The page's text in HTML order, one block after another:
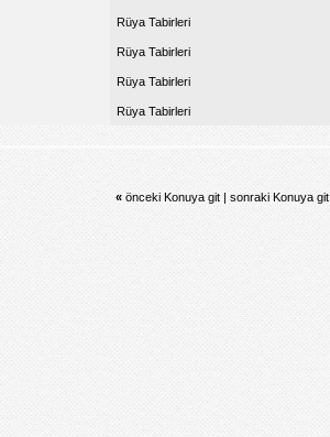
Rüya Tabirleri
Rüya Tabirleri
Rüya Tabirleri
Rüya Tabirleri
« önceki Konuya git| sonraki Konuya git